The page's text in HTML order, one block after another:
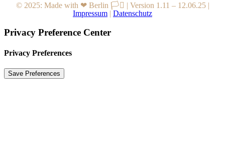
© 2025: Made with ❤ Berlin 🏳️‍⚧️ | Version 1.11 – 12.06.25|
Impressum | Datenschutz
Privacy Preference Center
Privacy Preferences